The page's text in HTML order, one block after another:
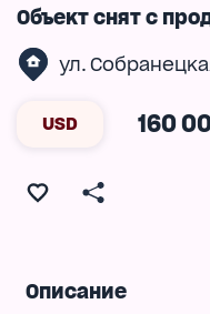
Объект снят с
ул.
USD 160
Описание